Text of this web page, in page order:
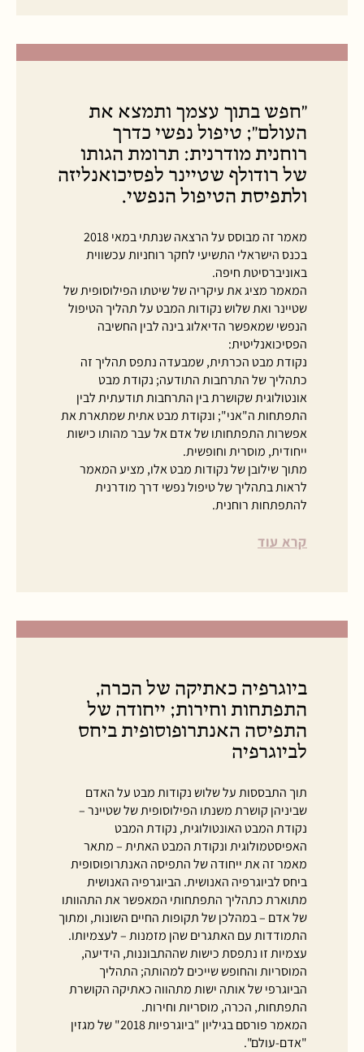
"חפש בתוך עצמך ותמצא את
העולם"; טיפול נפשי כדרך
רוחנית מודרנית: תרומת הגותו
של רודולף שטיינר לפסיכואנליזה
ולתפיסת הטיפול הנפשי.
מאמר זה מבוסס על הרצאה שנתתי במאי 2018
בכנס הישראלי התשיעי לחקר רוחניות עכשווית
באוניברסיטת חיפה.
המאמר מציג את עיקריה של שיטתו הפילוסופית של
שטיינר ואת שלוש נקודות המבט על תהליך הטיפול
הנפשי שמאפשר הדיאלוג בינה לבין החשיבה
הפסיכואנליטית:
נקודת מבט הכרתית, שמבעדה נתפס תהליך זה
כתהליך של התרחבות התודעה; נקודת מבט
אונטולוגית שקושרת בין התרחבות תודעתית לבין
התפתחות ה"אני"; ונקודת מבט אתית שמתארת את
אפשרות התפתחותו של אדם אל עבר מהותו כישות
ייחודית, מוסרית וחופשית.
מתוך שילובן של נקודות מבט אלו, מציע המאמר
לראות בתהליך של טיפול נפשי דרך מודרנית
להתפתחות רוחנית.
קרא עוד
ביוגרפיה כאתיקה של הכרה,
התפתחות וחירות; ייחודה של
התפיסה האנתרופוסופית ביחס
לביוגרפיה
תוך התבססות על שלוש נקודות מבט על האדם
שביניהן קושרת משנתו הפילוסופית של שטיינר –
נקודת המבט האונטולוגית, נקודת המבט
האפיסטמולוגית ונקודת המבט האתית – מתאר
מאמר זה את ייחודה של התפיסה האנתרופוסופית
ביחס לביוגרפיה האנושית. הביוגרפיה האנושית
מתוארת כתהליך התפתחותי המאפשר את התהוותו
של אדם – במהלכן של תקופות החיים השונות, ומתוך
התמודדות עם האתגרים שהן מזמנות – לעצמיותו.
עצמיות זו נתפסת כישות שההתבוננות, הידיעה,
המוסריות והחופש שייכים למהותה; התהליך
הביוגרפי של אותה ישות מתהווה כאתיקה הקושרת
התפתחות, הכרה, מוסריות וחירות.
המאמר פורסם בגיליון "ביוגרפיות 2018" של מגזין
"אדם-עולם".